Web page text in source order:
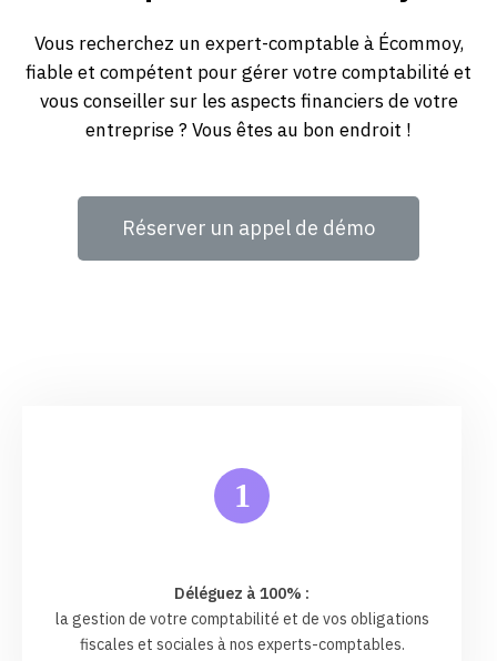
Vous recherchez un expert-comptable à Écommoy,
fiable et compétent pour gérer votre comptabilité et
vous conseiller sur les aspects financiers de votre
entreprise ? Vous êtes au bon endroit !
Réserver un appel de démo
1
Déléguez à 100% :
la gestion de votre comptabilité et de vos obligations
fiscales et sociales à nos experts-comptables.